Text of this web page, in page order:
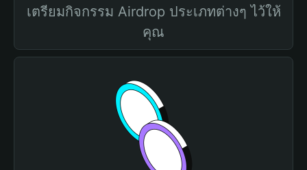
เตรียมกิจกรรม Airdrop ประเภทต่างๆ ไว้ให้
คุณ